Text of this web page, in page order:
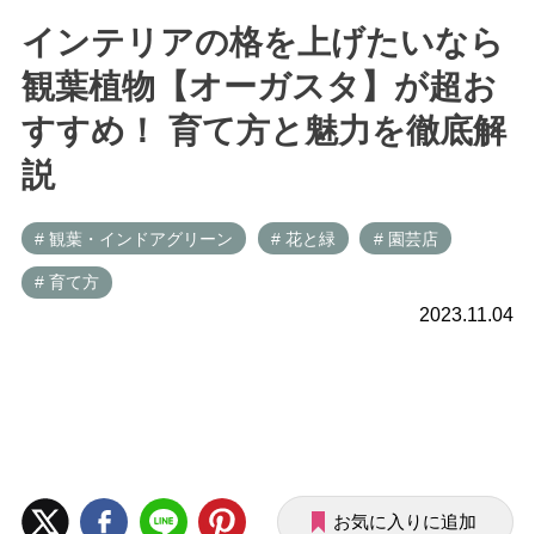
インテリアの格を上げたいなら
観葉植物【オーガスタ】が超お
すすめ！ 育て方と魅力を徹底解
説
# 観葉・インドアグリーン # 花と緑 # 園芸店
# 育て方
2023.11.04
お気に入りに追加